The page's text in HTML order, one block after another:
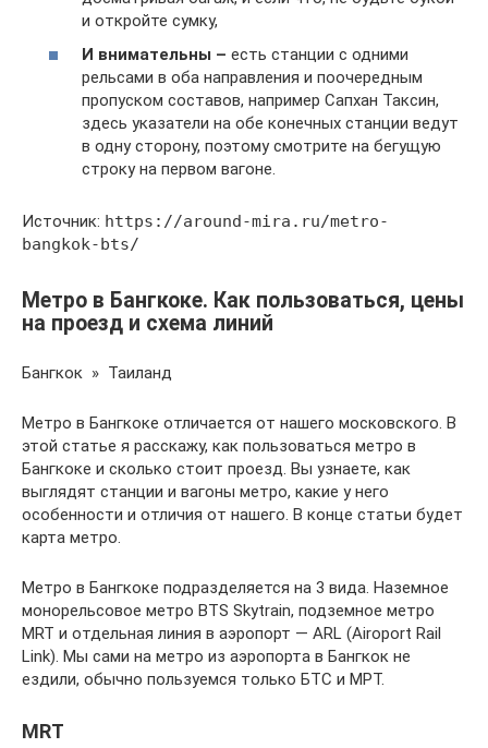
и откройте сумку,
И внимательны – есть станции с одними
рельсами в оба направления и поочередным
пропуском составов, например Сапхан Таксин,
здесь указатели на обе конечных станции ведут
в одну сторону, поэтому смотрите на бегущую
строку на первом вагоне.
Источник: https://around-mira.ru/metro-
bangkok-bts/
Метро в Бангкоке. Как пользоваться, цены
на проезд и схема линий
Бангкок » Таиланд
Метро в Бангкоке отличается от нашего московского. В
этой статье я расскажу, как пользоваться метро в
Бангкоке и сколько стоит проезд. Вы узнаете, как
выглядят станции и вагоны метро, какие у него
особенности и отличия от нашего. В конце статьи будет
карта метро.
Метро в Бангкоке подразделяется на 3 вида. Наземное
монорельсовое метро BTS Skytrain, подземное метро
MRT и отдельная линия в аэропорт — ARL (Airoport Rail
Link). Мы сами на метро из аэропорта в Бангкок не
ездили, обычно пользуемся только БТС и МРТ.
MRT